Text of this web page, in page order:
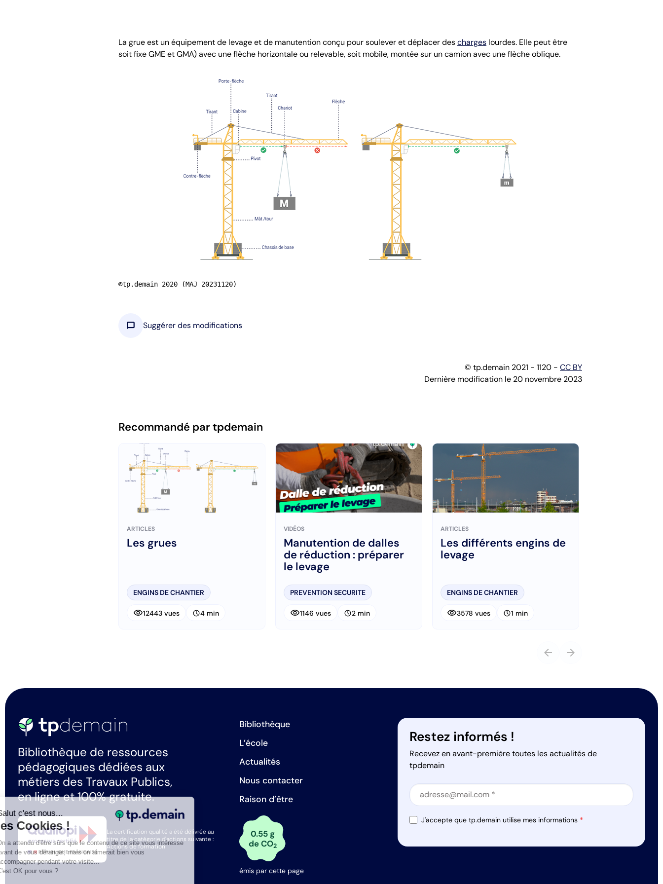
La grue est un équipement de levage et de manutention conçu pour soulever et déplacer descharges lourdes. Elle peut être
soit fixe GME et GMA) avec une flèche horizontale ou relevable, soit mobile, montée sur un camion avec une flèche oblique.
©tp.demain 2020 (MAJ 20231120)
chat_bubble Suggérer des modifications
© tp.demain 2021 - 1120 - CC BY
Dernière modification le 20 novembre 2023
Recommandé par tpdemain
ARTICLES
Les grues
ENGINS DE CHANTIER
visibility12443 vues schedule4 min
VIDÉOS
Manutention de dalles
de réduction : préparer
le levage
PREVENTION SECURITE
visibility1146 vues schedule2 min
ARTICLES
Les différents engins de
levage
ENGINS DE CHANTIER
visibility3578 vues schedule1 min
arrow_back arrow_forward
Bibliothèque de ressources
pédagogiques dédiées aux
métiers des Travaux Publics,
en ligne et 100% gratuite.
La certification qualité a été délivrée au
titre de la catégorie d'actions suivante :
Actions de formation
Bibliothèque
L’école
Actualités
Nous contacter
Raison d’être
0.55 g
de CO2
émis par cette page
Restez informés !
Recevez en avant-première toutes les actualités de
tpdemain
Section
Section
J'accepte que tp.demain utilise mes informations *
Salut c'est nous...
les Cookies !
On a attendu d'être sûrs que le contenu de ce site vous intéresse
avant de vous déranger, mais on aimerait bien vous
accompagner pendant votre visite...
C'est OK pour vous ?